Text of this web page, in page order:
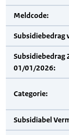
Meldcode:
Subsidiebedrag
Subsidiebedrag
01/01/2026:
Categorie:
Subsidiabel